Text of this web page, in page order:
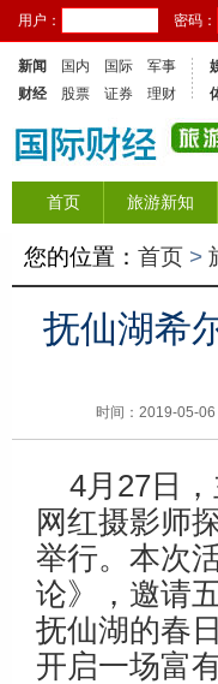
用户： 密码：
新闻 国内 国际
军事
财经
股票 证券 理财
首页 旅游新知
您的位置： 首页 >
抚仙湖希
时间：2019-05-
4月27日
网红摄影师
举行。本次
论》，邀请
抚仙湖的春
开启一场富